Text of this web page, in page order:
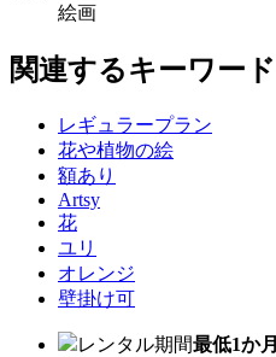
絵画
関連するキーワード
レギュラープラン
花や植物の絵
額あり
Artsy
花
ユリ
オレンジ
壁掛け可
レンタル期間最低1か月